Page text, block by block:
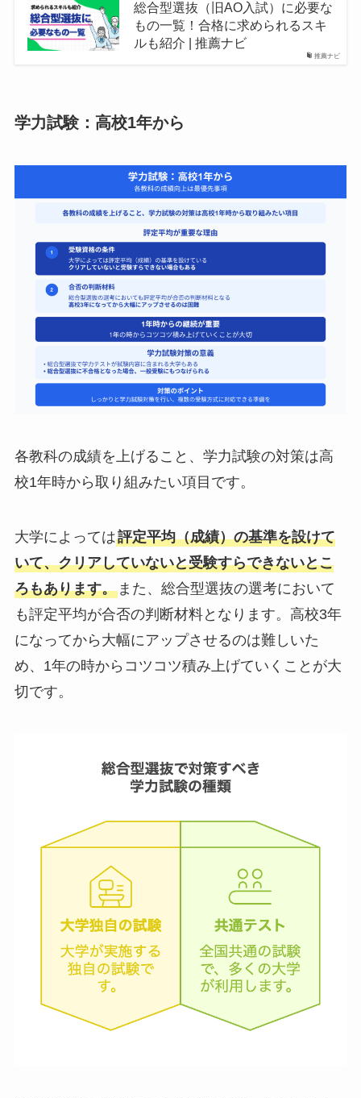
推薦ナビ
総合型選抜（旧AO入試）に必要な
もの一覧！合格に求められるスキ
ルも紹介 | 推薦ナビ
学力試験：高校1年から
各教科の成績を上げること、学力試験の対策は高
校1年時から取り組みたい項目です。
大学によっては評定平均（成績）の基準を設けて
いて、クリアしていないと受験すらできないとこ
ろもあります。また、総合型選抜の選考において
も評定平均が合否の判断材料となります。高校3年
になってから大幅にアップさせるのは難しいた
め、1年の時からコツコツ積み上げていくことが大
切です。